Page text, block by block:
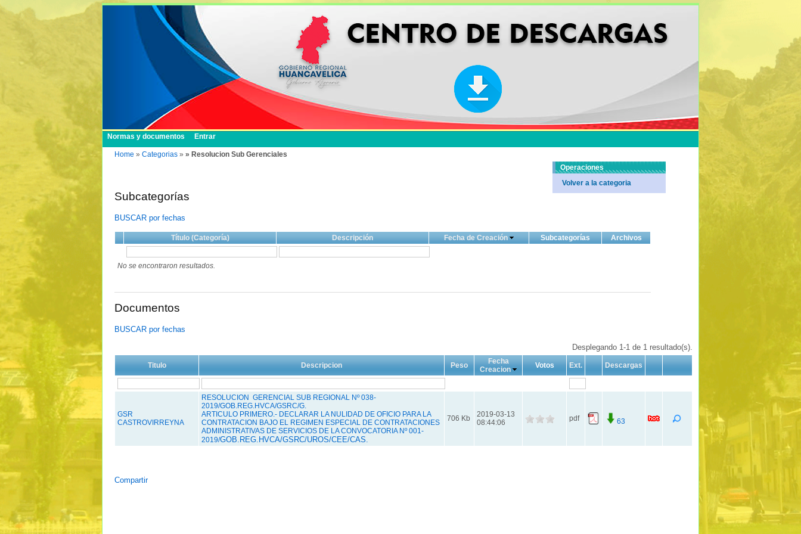
Normas y documentos Entrar
Home » Categorias » » Resolucion Sub Gerenciales
Subcategorías
BUSCAR por fechas
Título (Categoría) Descripción Fecha de Creación Subcategorías Archivos
No se encontraron resultados.
Documentos
BUSCAR por fechas
Desplegando 1-1 de 1 resultado(s).
Titulo Descripcion Peso
Fecha
Creacion
Votos Ext. Descargas
GSR
CASTROVIRREYNA
RESOLUCION GERENCIAL SUB REGIONAL Nº 038-
2019/GOB.REG.HVCA/GSRC/G.
ARTICULO PRIMERO.- DECLARAR LA NULIDAD DE OFICIO PARA LA
CONTRATACION BAJO EL REGIMEN ESPECIAL DE CONTRATACIONES
ADMINISTRATIVAS DE SERVICIOS DE LA CONVOCATORIA Nº 001-
2019/GOB.REG.HVCA/GSRC/UROS/CEE/CAS.
706 Kb
2019-03-13
08:44:06
pdf 63
Compartir
Operaciones
Volver a la categoria